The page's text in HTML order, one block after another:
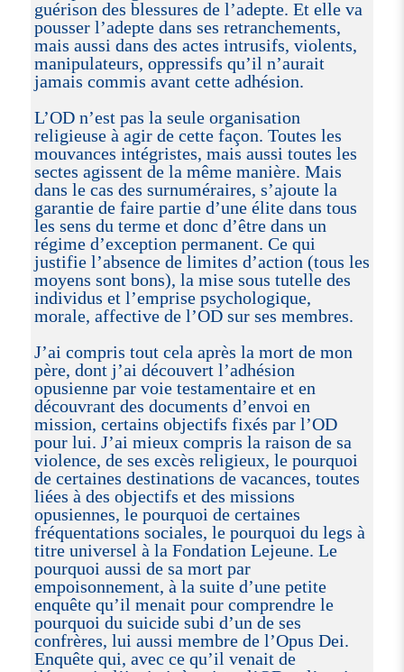
guérison des blessures de l’adepte. Et elle va
pousser l’adepte dans ses retranchements,
mais aussi dans des actes intrusifs, violents,
manipulateurs, oppressifs qu’il n’aurait
jamais commis avant cette adhésion.
L’OD n’est pas la seule organisation
religieuse à agir de cette façon. Toutes les
mouvances intégristes, mais aussi toutes les
sectes agissent de la même manière. Mais
dans le cas des surnuméraires, s’ajoute la
garantie de faire partie d’une élite dans tous
les sens du terme et donc d’être dans un
régime d’exception permanent. Ce qui
justifie l’absence de limites d’action (tous les
moyens sont bons), la mise sous tutelle des
individus et l’emprise psychologique,
morale, affective de l’OD sur ses membres.
J’ai compris tout cela après la mort de mon
père, dont j’ai découvert l’adhésion
opusienne par voie testamentaire et en
découvrant des documents d’envoi en
mission, certains objectifs fixés par l’OD
pour lui. J’ai mieux compris la raison de sa
violence, de ses excès religieux, le pourquoi
de certaines destinations de vacances, toutes
liées à des objectifs et des missions
opusiennes, le pourquoi de certaines
fréquentations sociales, le pourquoi du legs à
titre universel à la Fondation Lejeune. Le
pourquoi aussi de sa mort par
empoisonnement, à la suite d’une petite
enquête qu’il menait pour comprendre le
pourquoi du suicide subi d’un de ses
confrères, lui aussi membre de l’Opus Dei.
Enquête qui, avec ce qu’il venait de